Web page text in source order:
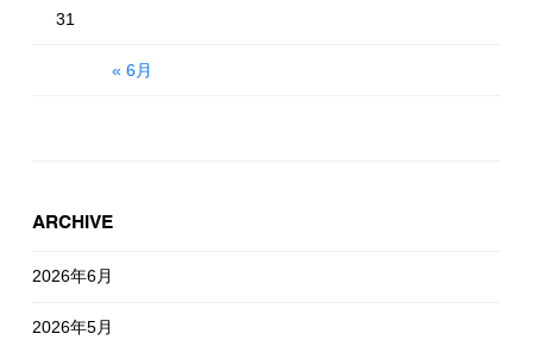
« 6月
31
ARCHIVE
2026年6月
2026年5月